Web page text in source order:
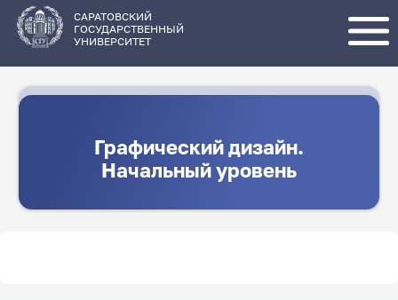
основному
содержанию
САРАТОВСКИЙ
ГОСУДАРСТВЕННЫЙ
УНИВЕРСИТЕТ
Графический дизайн.
Начальный уровень